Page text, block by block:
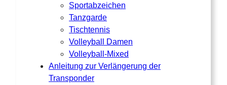
Sportabzeichen
Tanzgarde
Tischtennis
Volleyball Damen
Volleyball-Mixed
Anleitung zur Verlängerung der
Transponder